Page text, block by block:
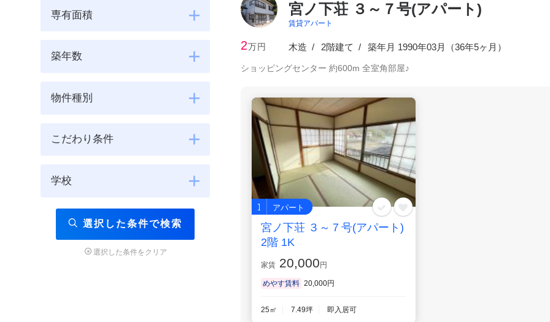
専有面積
築年数
物件種別
こだわり条件
学校
選択した条件で検索
選択した条件をクリア
宮ノ下荘 ３～７号(アパート)
賃貸アパート
2万円 木造 2階建て 築年月 1990年03月（36年5ヶ月 ）
ショッピングセンター 約600m 全室角部屋♪
1 アパート
宮ノ下荘 ３～７号(アパート)
2階 1K
家賃 20,000円
めやす賃料 20,000円
25㎡ 7.49坪 即入居可